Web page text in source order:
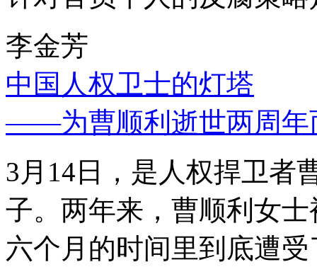
李金芳
中国人权卫士的灯塔
——为曹顺利逝世两周年
3月14日，是人权捍卫者
子。两年来，曹顺利女
六个月的时间里到底遭